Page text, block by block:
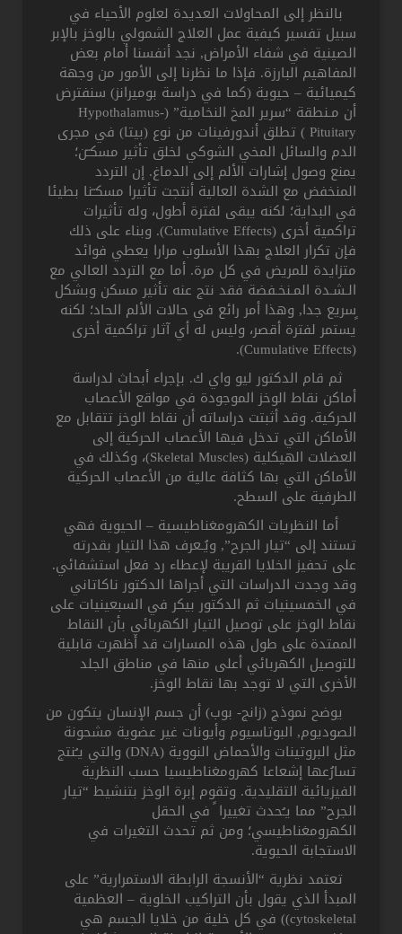
بالنظر إلى المحاولات العديدة لعلوم الأحياء في
سبيل تفسير كيفية عمل العلاج الشمولي بالوخز بالإبر
الصينية في شفاء الأمراض, نجد أنفسنا أمام بعض
المفاهيم البارزة. فإذا ما نظرنا إلى الأمور من وجهة
كيميائية – حيوية (كما في دراسة بوميرانز) سنفترض
أن مـنطقة “سرير المخ النخامية” (Hypothalamus-
Pituitary ) تطلق أندورفينات من نوع (بيتا) في مجرى
الدم والسائل المخي الشوكي لخلق تأثير مسكـّن؛
يمنع وصول إشارات الألم إلى الدماغ. إن التردد
المنخفض مع الشدة العالية أنتجت تأثيرا مسكـّنا بطيئا
في البداية؛ لكنه يبقى لفترة أطول، وله تأثيرات
تراكمية أخرى (Cumulative Effects). وبناء على ذلك
فإن تكرار العلاج بهذا الأسلوب مرارا يعطي فوائد
متزايدة للمريض في كل مرة. أما مع التردد العالي مع
الـشـدة المـنخـفضة فقد نتج عنه تأثير مسكن وبشكل
ٍسريع جدا, وهذا أمر رائع في حالات الألم الحاد؛ لكنه
يستمر لفترة أقصر، وليس له أي آثار تراكمية أخرى
ثم قام الدكتور ليو واي ك. بإجراء أبحاث لدراسة
أماكن نقاط الوخز الموجودة في مواقع الأعصاب
الحركية. وقد أثبتت دراساته أن نقاط الوخز تتقابل مع
الأماكن التي تدخل فيها الأعصاب الحركية إلى
العضلات الهيكلية (Skeletal Muscles)، وكذلك في
الأماكن التي بها كثافة عالية من الأعصاب الحركية
الطرفية على السطح.
أما النظريات الكهرومغناطيسية – الحيوية فهي
تستند إلى “تيار الجرح”, ويُـعرف هذا التيار بقدرته
على تحفيز الخلايا القريبة لإعطاء رد فعل استشفائي.
وقد وجدت الدراسات التي أجراها الدكتور ناكاتاني
في الخمسينيات ثم الدكتور بيكر في السبعينيات على
نقاط الوخز على توصيل التيار الكهربائي بأن النقاط
الممتدة على طول هذه المسارات قد أظهرت قابلية
للتوصيل الكهربائي أعلى منها في مناطق الجلد
الأخرى التي لا توجد بها نقاط الوخز.
يوضح نموذج (زانج- بوب) أن جسم الإنسان يتكون من
الصوديوم, البوتاسيوم وأيونات غير عضوية مشحونة
مثل البروتينات والأحماض النووية (DNA) والتي يـُنتج
تسارُعها إشعاعا كهرومغناطيسيا حسب النظرية
الفيزيائية التقليدية. وتقوم إبرة الوخز بتنشيط “تيار
الجرح” مما يـُحدث تغييرا ً في الحقل
الكهرومغناطيسي؛ ومن ثم تحدث التغيرات في
الاستجابة الحيوية.
تعتمد نظرية “الأنسجة الرابطة الاستمرارية” على
المبدأ الذي يقول بأن التراكيب الخلوية – العظمية
cytoskeletal)) في كل خلية من خلايا الجسم هي